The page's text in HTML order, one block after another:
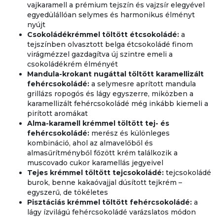
vajkaramell a prémium tejszín és vajzsír elegyével
egyedülállóan selymes és harmonikus élményt
nyújt
Csokoládékrémmel töltött étcsokoládé: a
tejszínben olvasztott belga étcsokoládé finom
virágmézzel gazdagítva új szintre emeli a
csokoládékrém élményét
Mandula-krokant nugáttal töltött karamellizált
fehércsokoládé: a selymesre aprított mandula
grillázs ropogós és lágy egyszerre, miközben a
karamellizált fehércsokoládé még inkább kiemeli a
pirított aromákat
Alma-karamell krémmel töltött tej- és
fehércsokoládé: merész és különleges
kombináció, ahol az almavelőből és
almasűrítményből főzött krém találkozik a
muscovado cukor karamellás jegyeivel
Tejes krémmel töltött tejcsokoládé: tejcsokoládé
burok, benne kakaóvajjal dúsított tejkrém –
egyszerű, de tökéletes
Pisztáciás krémmel töltött fehércsokoládé: a
lágy ízvilágú fehércsokoládé varázslatos módon